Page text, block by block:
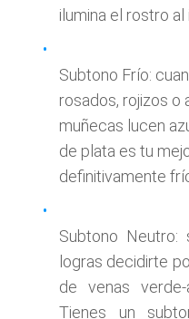
ilumina el rostro al
Subtono Frío:
rosados, rojizos o
muñecas lucen
de plata es tu
definitivamente
Subtono
logras decidirte
de venas verde-
Tienes un